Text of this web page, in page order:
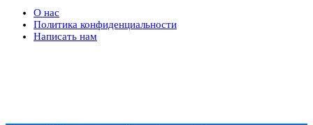
О нас
Политика конфиденциальности
Написать нам